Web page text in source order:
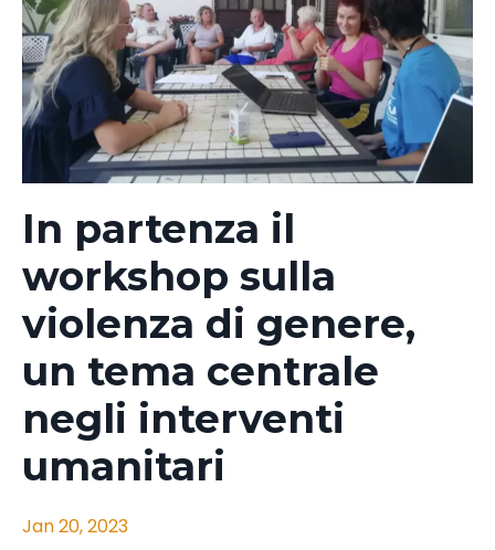
In partenza il
workshop sulla
violenza di genere,
un tema centrale
negli interventi
umanitari
Jan 20, 2023